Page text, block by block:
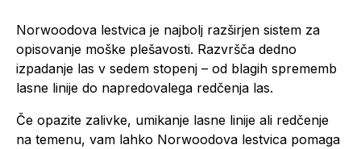
Norwoodova lestvica je najbolj razširjen sistem za
opisovanje moške plešavosti. Razvršča dedno
izpadanje las v sedem stopenj – od blagih sprememb
lasne linije do napredovalega redčenja las.
Če opazite zalivke, umikanje lasne linije ali redčenje
na temenu, vam lahko Norwoodova lestvica pomaga